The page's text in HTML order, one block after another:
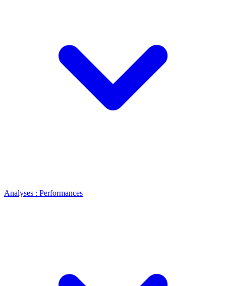
Analyses : Performances